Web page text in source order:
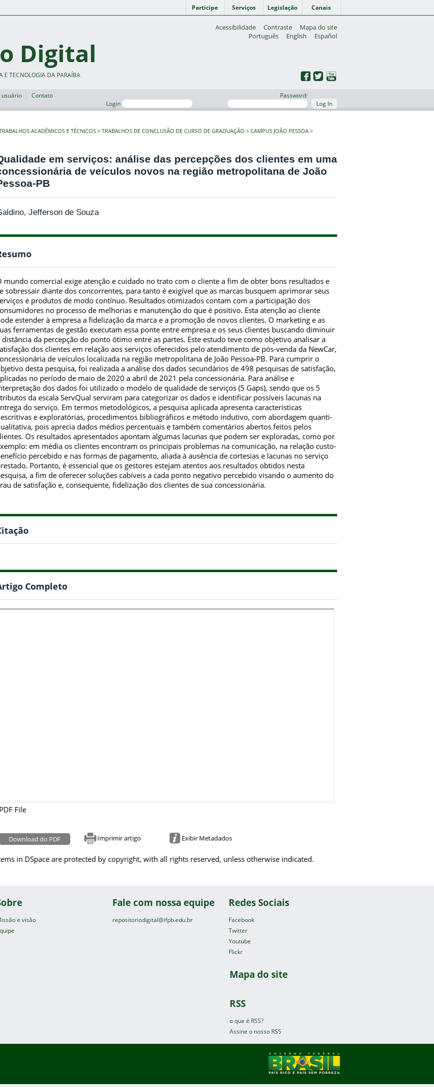
Participe Serviços Legislação Canais
Acessibilidade Contraste
Mapa do site
Português
English Español
Digital
E TECNOLOGIA DA PARAÍBA
usuário
Contato
Login
Password:
Log In
ACADÊMICOS E TÉCNICOS TRABALHOS DE CONCLUSÃO DE CURSO DE GRADUAÇÃO
CAMPUS JOÃO PESSOA
em serviços: análise das percepções dos clientes em uma
de veículos novos na região metropolitana de João
PB
Jefferson de Souza
mundo comercial exige atenção e cuidado no trato com o cliente a fim de obter bons resultados e
sobressair diante dos concorrentes, para tanto é exigível que as marcas busquem aprimorar seus
e produtos de modo contínuo. Resultados otimizados contam com a participação dos
no processo de melhorias e manutenção do que é positivo. Esta atenção ao cliente
estender à empresa a fidelização da marca e a promoção de novos clientes. O marketing e as
ferramentas de gestão executam essa ponte entre empresa e os seus clientes buscando diminuir
distância da percepção do ponto ótimo entre as partes. Este estudo teve como objetivo analisar a
dos clientes em relação aos serviços oferecidos pelo atendimento de pós-venda da NewCar,
de veículos localizada na região metropolitana de João Pessoa-PB. Para cumprir o
desta pesquisa, foi realizada a análise dos dados secundários de 498 pesquisas de satisfação,
no período de maio de 2020 a abril de 2021 pela concessionária. Para análise e
dos dados foi utilizado o modelo de qualidade de serviços (5 Gaps), sendo que os 5
da escala ServQual serviram para categorizar os dados e identificar possíveis lacunas na
do serviço. Em termos metodológicos, a pesquisa aplicada apresenta características
e exploratórias, procedimentos bibliográficos e método indutivo, com abordagem quanti-
pois aprecia dados médios percentuais e também comentários abertos feitos pelos
Os resultados apresentados apontam algumas lacunas que podem ser exploradas, como por
em média os clientes encontram os principais problemas na comunicação, na relação custo-
percebido e nas formas de pagamento, aliada à ausência de cortesias e lacunas no serviço
Portanto, é essencial que os gestores estejam atentos aos resultados obtidos nesta
a fim de oferecer soluções cabíveis a cada ponto negativo percebido visando o aumento do
de satisfação e, consequente, fidelização dos clientes de sua concessionária.
Completo
PDF File
Download do PDF Imprimir artigo Exibir Metadados
in DSpace are protected by copyright, with all rights reserved, unless otherwise indicated.
e visão
Fale com nossa equipe
repositoriodigital@ifpb.edu.br
Redes Sociais
Facebook
Twitter
Youtube
Flickr
Mapa do site
RSS
o que é RSS?
Assine o nosso RSS